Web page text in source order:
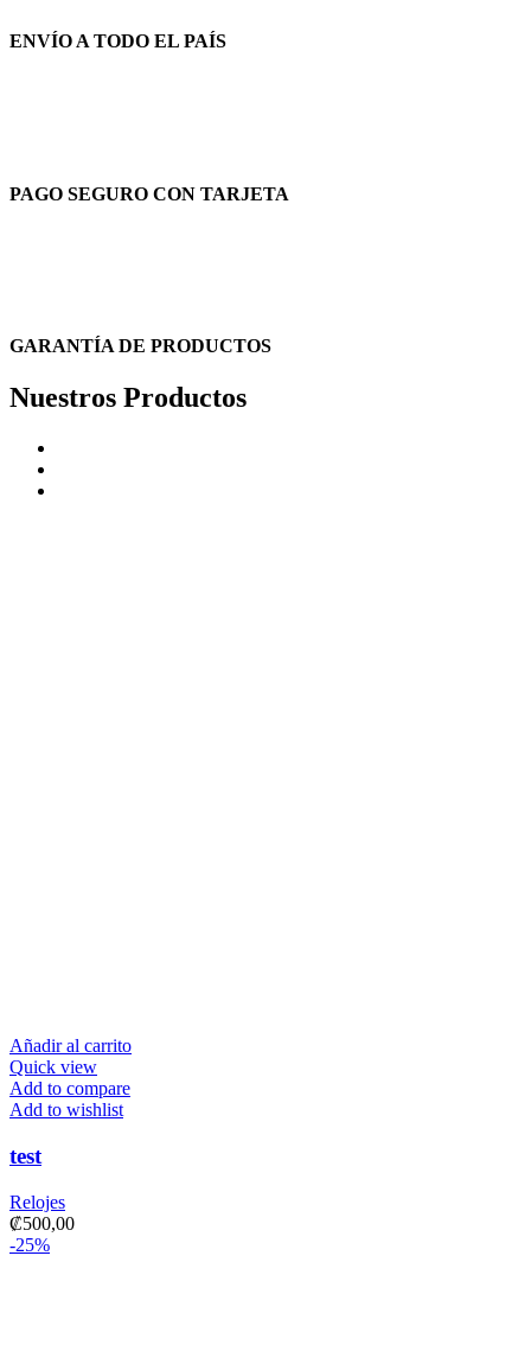
ENVÍO A TODO EL PAÍS
PAGO SEGURO CON TARJETA
GARANTÍA DE PRODUCTOS
Nuestros Productos
Añadir al carrito
Quick view
Add to compare
Add to wishlist
test
Relojes
₡500,00
-25%